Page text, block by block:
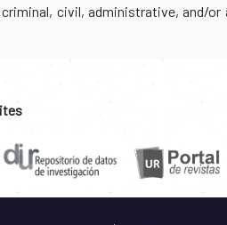
civil, administrative, and/